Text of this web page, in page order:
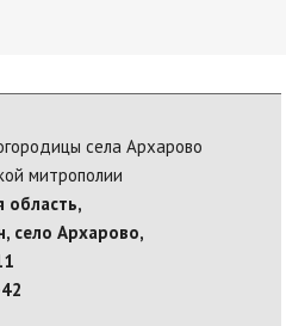
села Архарово
митрополии
область,
село Архарово,